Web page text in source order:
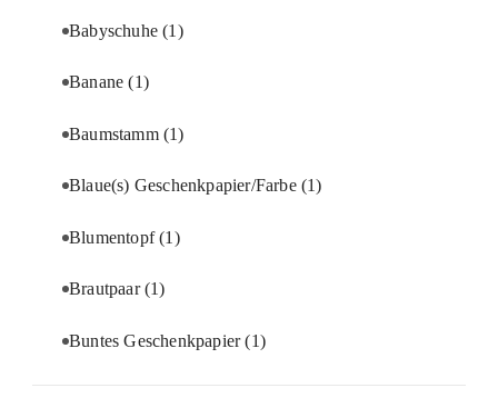
Babyschuhe(1)
Banane(1)
Baumstamm (1)
Blaue(s) Geschenkpapier/Farbe (1)
Blumentopf(1)
Brautpaar(1)
Buntes Geschenkpapier(1)